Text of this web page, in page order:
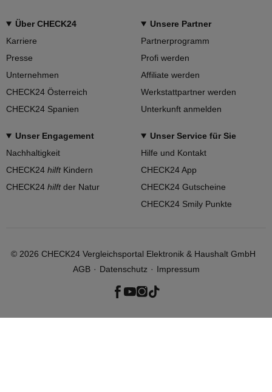
Über CHECK24
Karriere
Presse
Unternehmen
CHECK24 Österreich
CHECK24 Spanien
Unsere Partner
Partnerprogramm
Profi werden
Affiliate werden
Werkstattpartner werden
Unterkunft anmelden
Unser Engagement
Nachhaltigkeit
CHECK24 hilftKindern
CHECK24 hilftder Natur
Unser Service für Sie
Hilfe und Kontakt
CHECK24 App
CHECK24 Gutscheine
CHECK24 Smily Punkte
© 2026 CHECK24 Vergleichsportal Elektronik & Haushalt GmbH
AGB
Datenschutz Impressum